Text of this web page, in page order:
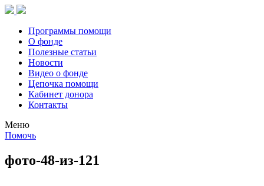
Программы помощи
О фонде
Полезные статьи
Новости
Видео о фонде
Цепочка помощи
Кабинет донора
Контакты
Меню
Помочь
фото-48-из-121